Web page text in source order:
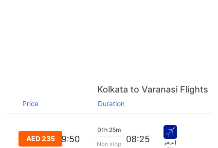
Kolkata to Varanasi Flights
Duration
Price
إنديغو 08:25
01h 25m
Non stop
09:50
AED 235